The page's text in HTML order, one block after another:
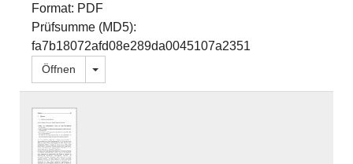
Format: PDF
Prüfsumme (MD5):
fa7b18072afd08e289da0045107a2351
Öffnen Dropdown öffnen